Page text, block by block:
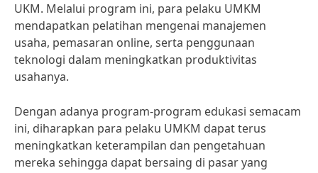
UKM. Melalui program ini, para pelaku UMKM
mendapatkan pelatihan mengenai manajemen
usaha, pemasaran online, serta penggunaan
teknologi dalam meningkatkan produktivitas
usahanya.
Dengan adanya program-program edukasi semacam
ini, diharapkan para pelaku UMKM dapat terus
meningkatkan keterampilan dan pengetahuan
mereka sehingga dapat bersaing di pasar yang